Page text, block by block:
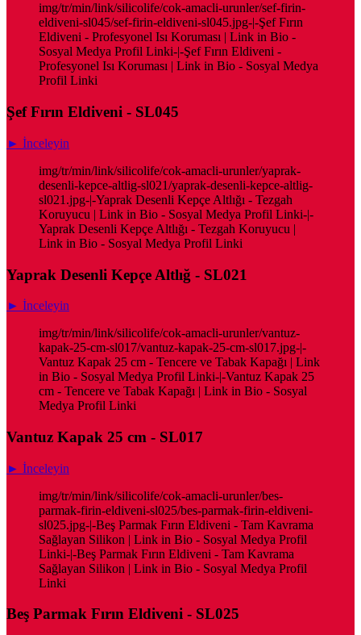
img/tr/min/link/silicolife/cok-amacli-urunler/sef-firin-
eldiveni-sl045/sef-firin-eldiveni-sl045.jpg-|-Şef Fırın
Eldiveni - Profesyonel Isı Koruması | Link in Bio -
Sosyal Medya Profil Linki-|-Şef Fırın Eldiveni -
Profesyonel Isı Koruması | Link in Bio - Sosyal Medya
Profil Linki
Şef Fırın Eldiveni - SL045
► İnceleyin
img/tr/min/link/silicolife/cok-amacli-urunler/yaprak-
desenli-kepce-altlig-sl021/yaprak-desenli-kepce-altlig-
sl021.jpg-|-Yaprak Desenli Kepçe Altlığı - Tezgah
Koruyucu | Link in Bio - Sosyal Medya Profil Linki-|-
Yaprak Desenli Kepçe Altlığı - Tezgah Koruyucu |
Link in Bio - Sosyal Medya Profil Linki
Yaprak Desenli Kepçe Altlığ - SL021
► İnceleyin
img/tr/min/link/silicolife/cok-amacli-urunler/vantuz-
kapak-25-cm-sl017/vantuz-kapak-25-cm-sl017.jpg-|-
Vantuz Kapak 25 cm - Tencere ve Tabak Kapağı | Link
in Bio - Sosyal Medya Profil Linki-|-Vantuz Kapak 25
cm - Tencere ve Tabak Kapağı | Link in Bio - Sosyal
Medya Profil Linki
Vantuz Kapak 25 cm - SL017
► İnceleyin
img/tr/min/link/silicolife/cok-amacli-urunler/bes-
parmak-firin-eldiveni-sl025/bes-parmak-firin-eldiveni-
sl025.jpg-|-Beş Parmak Fırın Eldiveni - Tam Kavrama
Sağlayan Silikon | Link in Bio - Sosyal Medya Profil
Linki-|-Beş Parmak Fırın Eldiveni - Tam Kavrama
Sağlayan Silikon | Link in Bio - Sosyal Medya Profil
Linki
Beş Parmak Fırın Eldiveni - SL025